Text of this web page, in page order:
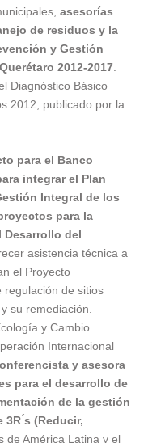
asesorías
de residuos y la
y Gestión
2012-2017
Diagnóstico Básico
2012, publicado por la
para el Banco
integrar el Plan
Integral de los
para la
Desarrollo del
asistencia técnica a
el Proyecto
regulación de sitios
su remediación.
y Cambio
Internacional
y asesora
para el desarrollo de
de la gestión
́s (Reducir,
de América Latina y el